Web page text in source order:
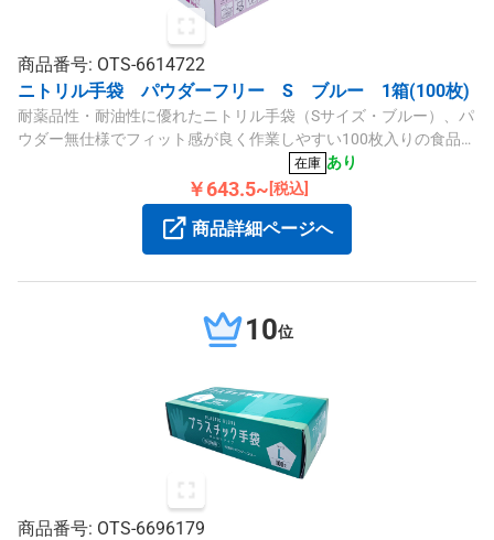
商品番号: OTS-6614722
ニトリル手袋 パウダーフリー S ブルー 1箱(100枚)
耐薬品性・耐油性に優れたニトリル手袋（Sサイズ・ブルー）、パ
ウダー無仕様でフィット感が良く作業しやすい100枚入りの食品衛
在庫 あり
￥643.5~ [税込]
商品詳細ページへ
10位
商品番号: OTS-6696179